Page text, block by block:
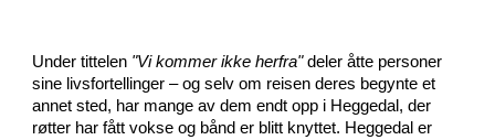
Under tittelen "Vi kommer ikke herfra"deler åtte personer
sine livsfortellinger – og selv om reisen deres begynte et
annet sted, har mange av dem endt opp i Heggedal, der
røtter har fått vokse og bånd er blitt knyttet. Heggedal er